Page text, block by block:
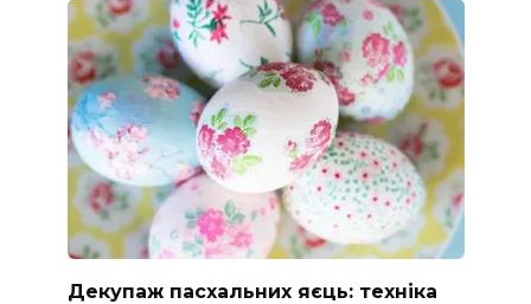
Декупаж пасхальних яєць: техніка